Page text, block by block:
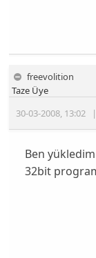
freevolition
30-03-2008, 13:02
Taze Üye
Ben
32bit